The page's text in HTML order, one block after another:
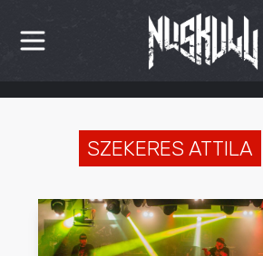
HÍREK
KRITIKÁK
INTERJÚK
SZEKERES ATTILA